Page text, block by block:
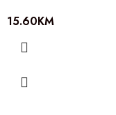
15.60KM